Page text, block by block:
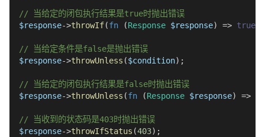
// 当给定的闭包执行结果是true时抛出错误
$response->throwIf(fn (Response $response) => true
// 当给定条件是false是抛出错误
$response->throwUnless ($condition) ;
// 当给定的闭包执行结果是false时抛出错误
$response->throwUnless (fn (Response $response) =>
// 当收到的状态码是403时抛出错误
$response->throwIfStatus (403) ;